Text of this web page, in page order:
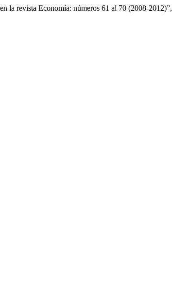
la revista Economía: números 61 al 70 (2008-2012)”,